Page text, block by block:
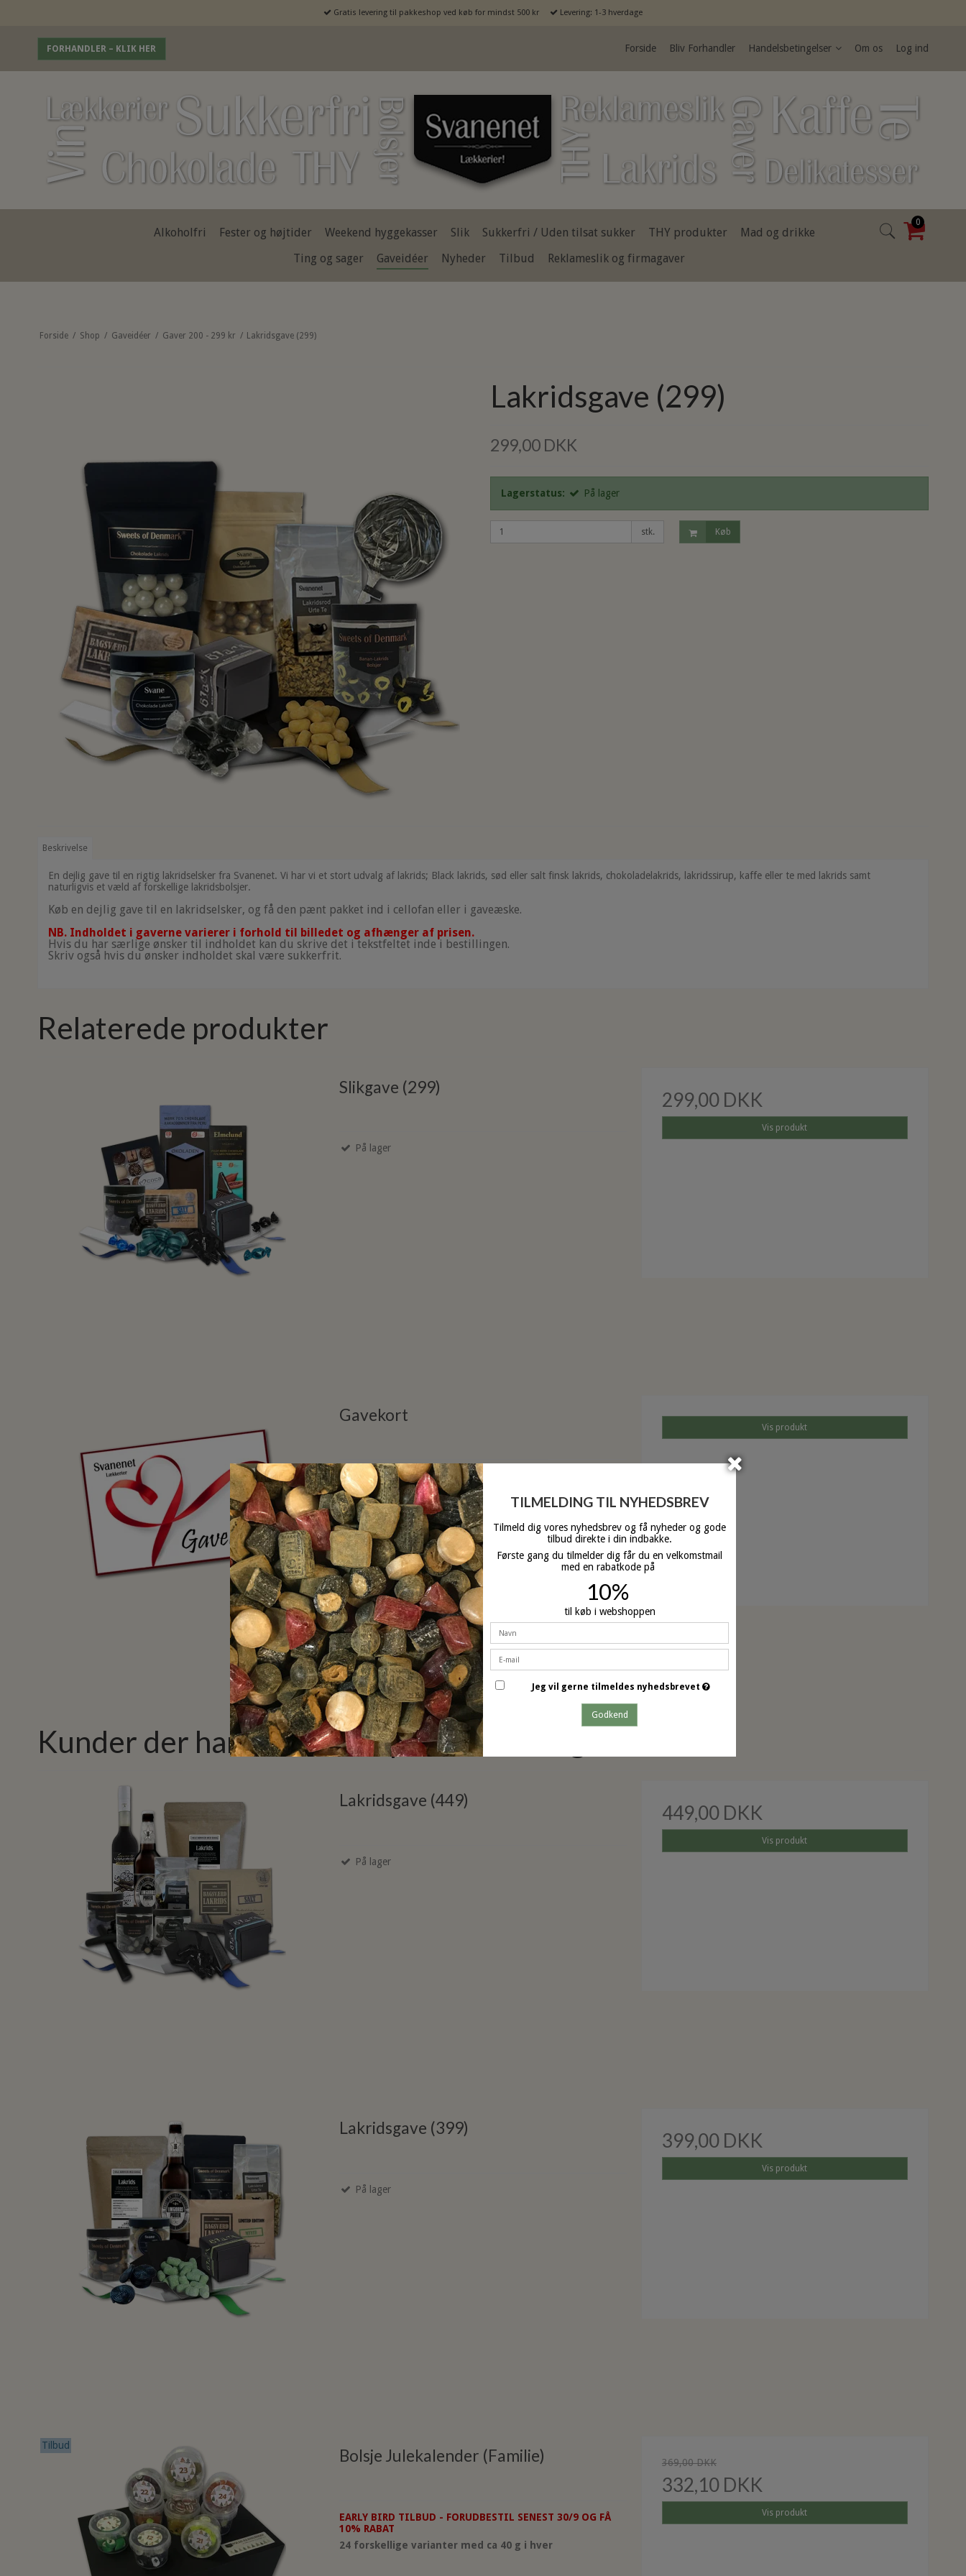
Gratis levering til pakkeshop ved køb for mindst 500 kr Levering: 1-3 hverdage
FORHANDLER – KLIK HER Forside Bliv Forhandler Handelsbetingelser Om os Log ind
0
Alkoholfri Fester og højtider Weekend hyggekasser Slik Sukkerfri / Uden tilsat sukker THY produkter
Mad og drikke
Ting og sager
Gaveidéer Nyheder Tilbud Reklameslik og firmagaver
Forside / Shop / Gaveidéer / Gaver 200 - 299 kr / Lakridsgave (299)
Lakridsgave (299)
299,00 DKK
Lagerstatus: På lager
stk. Køb
Beskrivelse
En dejlig gave til en rigtig lakridselsker fra Svanenet. Vi har vi et stort udvalg af lakrids; Black lakrids, sød eller salt finsk lakrids, chokoladelakrids, lakridssirup, kaffe eller te med lakrids samt
naturligvis et væld af forskellige lakridsbolsjer.
Køb en dejlig gave til en lakridselsker, og få den pænt pakket ind i cellofan eller i gaveæske.
NB. Indholdet i gaverne varierer i forhold til billedet og afhænger af prisen.
Hvis du har særlige ønsker til indholdet kan du skrive det i tekstfeltet inde i bestillingen.
Skriv også hvis du ønsker indholdet skal være sukkerfrit.
Relaterede produkter
Slikgave (299)
På lager
299,00 DKK
Vis produkt
Gavekort
Print selv
På lager
Vis produkt
Kunder der har købt dette produkt har også købt
Lakridsgave (449)
På lager
449,00 DKK
Vis produkt
Lakridsgave (399)
På lager
399,00 DKK
Vis produkt
Tilbud
Bolsje Julekalender (Familie)
EARLY BIRD TILBUD - FORUDBESTIL SENEST 30/9 OG FÅ
10% RABAT
24 forskellige varianter med ca 40 g i hver
369,00 DKK
332,10 DKK
Vis produkt
TILMELDING TIL NYHEDSBREV
Tilmeld dig vores nyhedsbrev og få nyheder og gode
tilbud direkte i din indbakke.
Første gang du tilmelder dig får du en velkomstmail
med en rabatkode på
10%
til køb i webshoppen
Jeg vil gerne tilmeldes nyhedsbrevet
Godkend